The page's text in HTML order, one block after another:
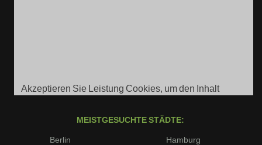
Akzeptieren Sie Leistung Cookies, um den Inhalt
MEISTGESUCHTE STÄDTE:
Berlin
Hamburg